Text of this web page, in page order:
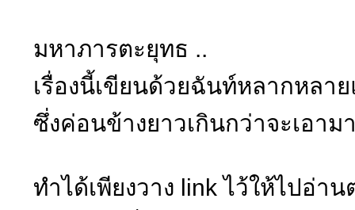
มหาภารตะยุทธ ..
เรื่องนี้เขียนด้วยฉันท์หลากหลาย
ซึ่งค่อนข้างยาวเกินกว่าจะเอาม
ทำได้เพียงวาง link ไว้ให้ไปอ่าน